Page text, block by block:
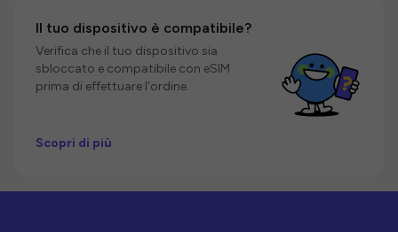
Il tuo dispositivo è compatibile?
Verifica che il tuo dispositivo sia
sbloccato e compatibile con eSIM
prima di effettuare l'ordine.
Scopri di più